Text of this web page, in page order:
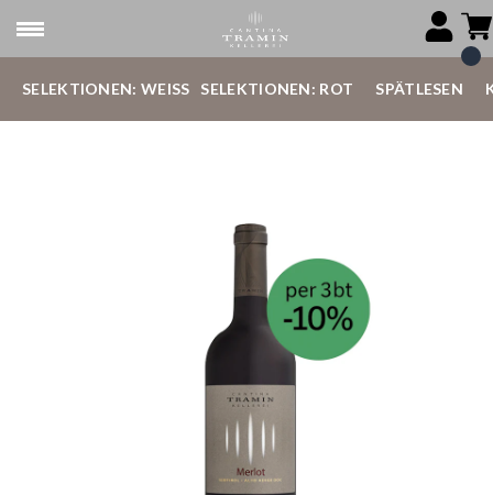
SELEKTIONEN: WEISS SELEKTIONEN: ROT SPÄTLESEN